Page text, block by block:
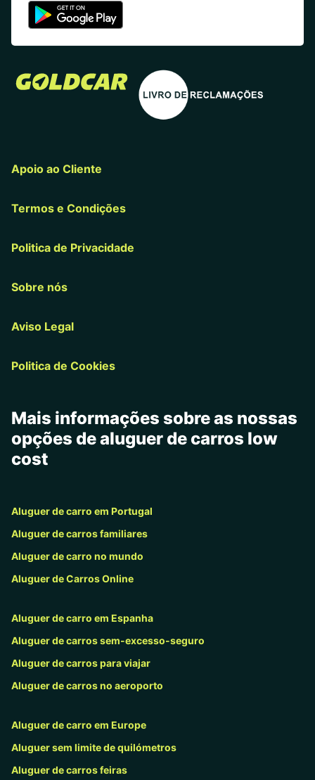
Apoio ao Cliente
Termos e Condições
Politica de Privacidade
Sobre nós
Aviso Legal
Politica de Cookies
Mais informações sobre as nossas
opções de aluguer de carros low
cost
Aluguer de carro em Portugal
Aluguer de carros familiares
Aluguer de carro no mundo
Aluguer de Carros Online
Aluguer de carro em Espanha
Aluguer de carros sem-excesso-seguro
Aluguer de carros para viajar
Aluguer de carros no aeroporto
Aluguer de carro em Europe
Aluguer sem limite de quilómetros
Aluguer de carros feiras